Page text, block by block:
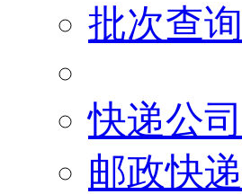
批次查询
快递公司
邮政快递